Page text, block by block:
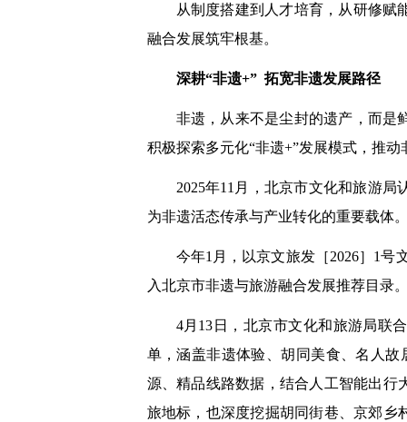
从制度搭建到人才培育，从研修赋
融合发展筑牢根基。
深耕“非遗+” 拓宽非遗发展路径
非遗，从来不是尘封的遗产，而是
积极探索多元化“非遗+”发展模式，推
2025年11月，北京市文化和旅游
为非遗活态传承与产业转化的重要载体
今年1月，以京文旅发［2026］1
入北京市非遗与旅游融合发展推荐目录
4月13日，北京市文化和旅游局联
单，涵盖非遗体验、胡同美食、名人
源、精品线路数据，结合人工智能出行
旅地标，也深度挖掘胡同街巷、京郊乡